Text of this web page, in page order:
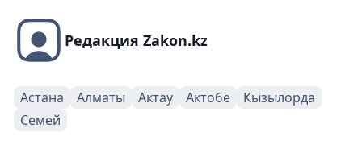
Редакция Zakon.kz
Астана Алматы Актау Актобе
Кызылорда
Семей